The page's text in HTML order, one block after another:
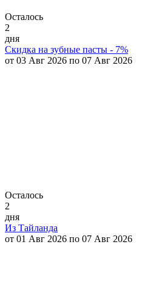
Осталось
2
дня
Скидка на зубные пасты - 7%
от 03 Авг 2026 по 07 Авг 2026
Осталось
2
дня
Из Тайланда
от 01 Авг 2026 по 07 Авг 2026